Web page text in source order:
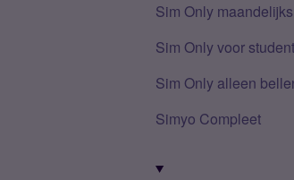
Sim Only
Sim Only voor
Sim Only alleen
Simyo Compleet